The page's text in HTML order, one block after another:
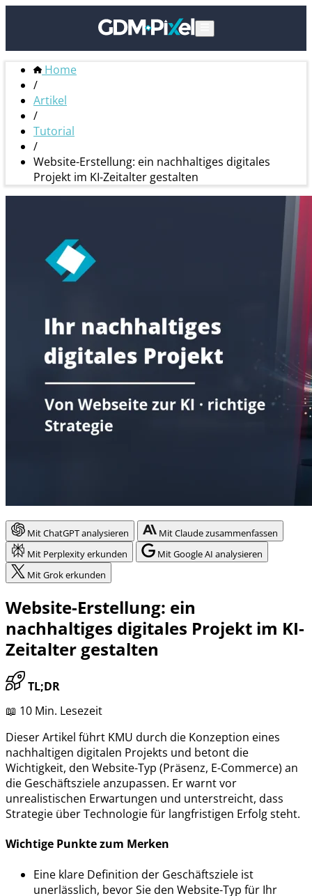
Home
/
Artikel
/
Tutorial
/
Website-Erstellung: ein nachhaltiges digitales
Projekt im KI-Zeitalter gestalten
Mit ChatGPT analysieren
Mit Claude zusammenfassen
Mit Perplexity erkunden
Mit Google AI analysieren
Mit Grok erkunden
Website-Erstellung: ein
nachhaltiges digitales Projekt im KI-
Zeitalter gestalten
TL;DR
📖 10 Min. Lesezeit
Dieser Artikel führt KMU durch die Konzeption eines
nachhaltigen digitalen Projekts und betont die
Wichtigkeit, den Website-Typ (Präsenz, E-Commerce) an
die Geschäftsziele anzupassen. Er warnt vor
unrealistischen Erwartungen und unterstreicht, dass
Strategie über Technologie für langfristigen Erfolg steht.
Wichtige Punkte zum Merken
Eine klare Definition der Geschäftsziele ist
unerlässlich, bevor Sie den Website-Typ für Ihr